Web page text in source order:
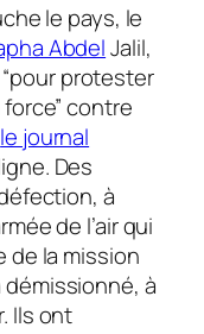
le pays, le
AbdelJalil,
“pour protester
contre
le journal
Des
à
de l’air qui
de la mission
à
Ils ont